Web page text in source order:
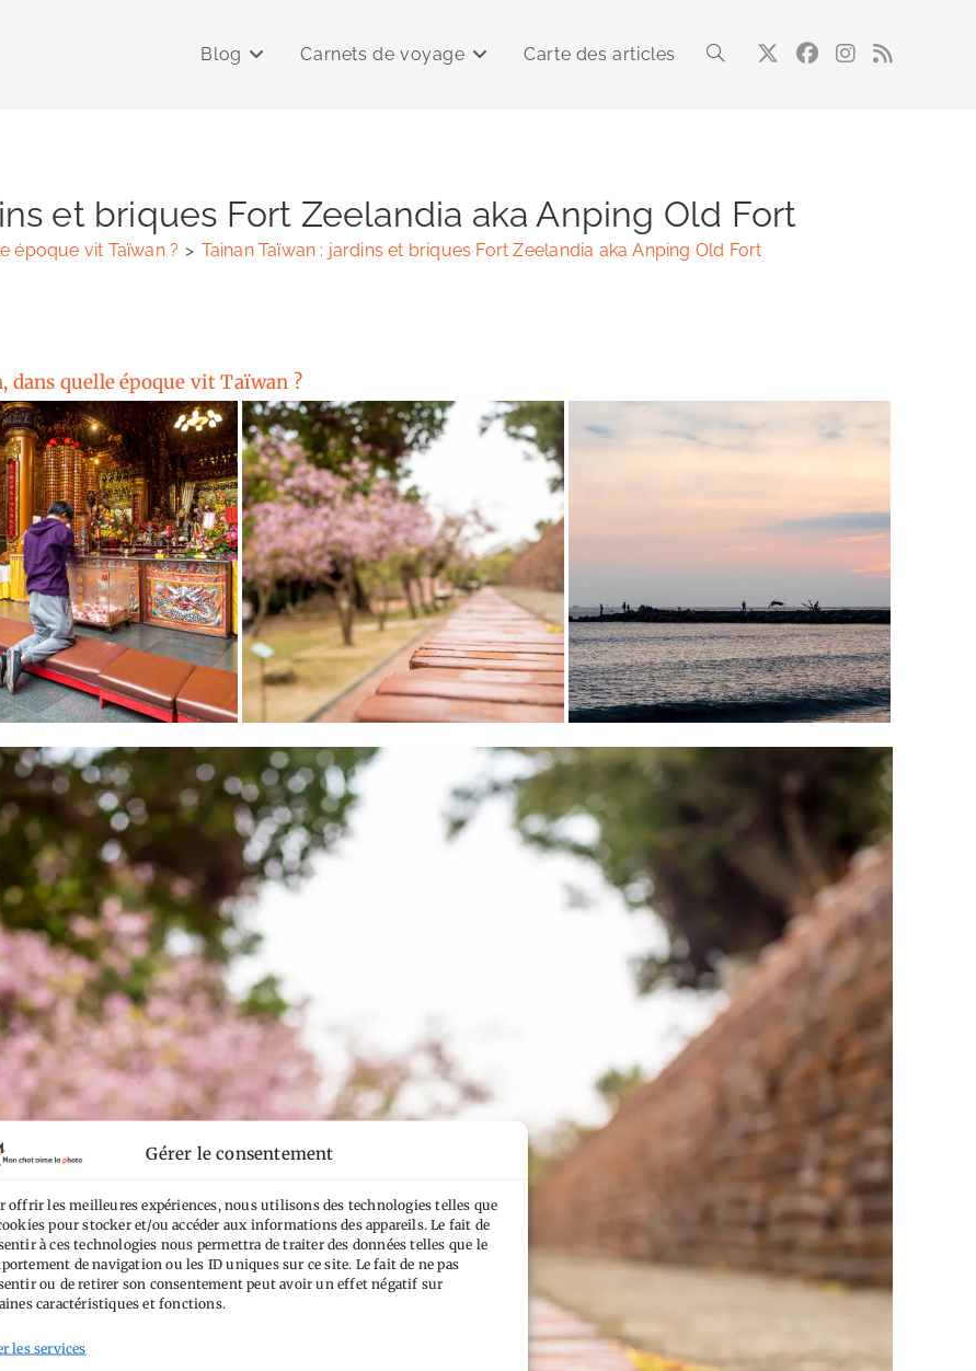
Gérer le consentement
offrir les meilleures expériences, nous utilisons des technologies telles que
pour stocker et/ou accéder aux informations des appareils. Le fait de
à ces technologies nous permettra de traiter des données telles que le
de navigation ou les ID uniques sur ce site. Le fait de ne pas
ou de retirer son consentement peut avoir un effet négatif sur
caractéristiques et fonctions.
les services
Blog Carnets de voyage Carte des articles Toggle
et briques Fort Zeelandia aka Anping Old Fort
époque vit Taïwan ? > Tainan Taïwan : jardins et briques Fort Zeelandia aka Anping Old Fort
dans quelle époque vit Taïwan ?